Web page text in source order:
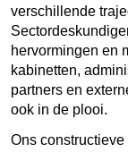
verschillende
hervormingen en
kabinetten,
partners en
ook in de plooi.
Ons